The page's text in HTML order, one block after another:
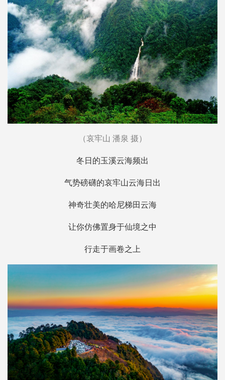
（哀牢山 潘泉 摄）
冬日的玉溪云海频出
气势磅礴的哀牢山云海日出
神奇壮美的哈尼梯田云海
让你仿佛置身于仙境之中
行走于画卷之上